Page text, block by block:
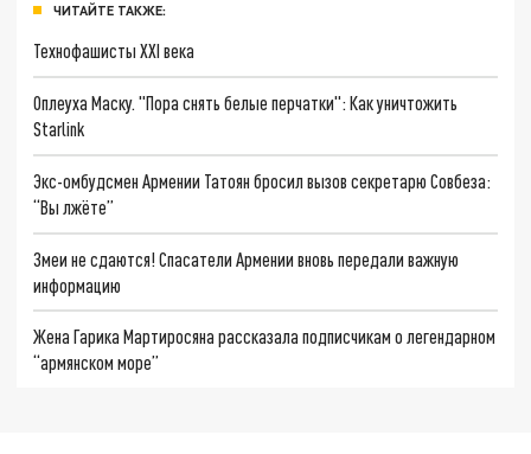
ЧИТАЙТЕ ТАКЖЕ:
Технофашисты XXI века
Оплеуха Маску. "Пора снять белые перчатки": Как уничтожить
Starlink
Экс-омбудсмен Армении Татоян бросил вызов секретарю Совбеза:
“Вы лжёте”
Змеи не сдаются! Спасатели Армении вновь передали важную
информацию
Жена Гарика Мартиросяна рассказала подписчикам о легендарном
“армянском море”